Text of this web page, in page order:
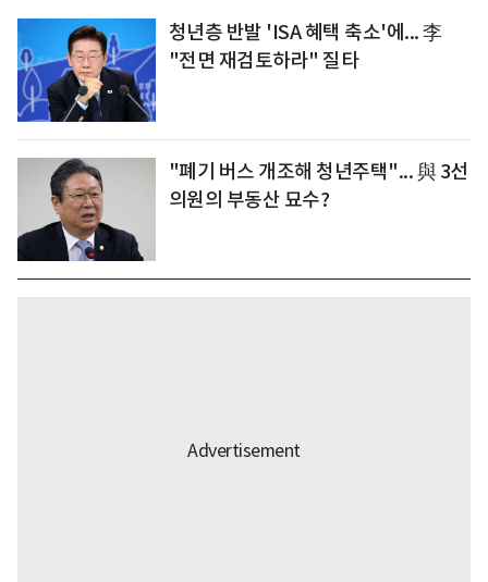
청년층 반발 'ISA 혜택 축소'에... 李
"전면 재검토하라" 질타
"폐기 버스 개조해 청년주택"... 與 3선
의원의 부동산 묘수?